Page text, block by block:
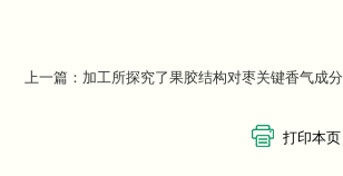
上一篇： 加工所探究了果胶结构对枣关键香气成